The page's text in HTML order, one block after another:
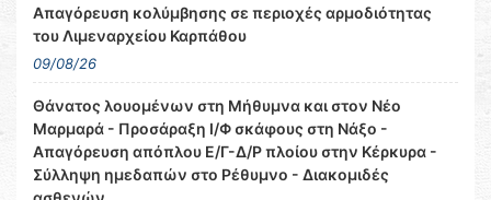
Απαγόρευση κολύμβησης σε περιοχές αρμοδιότητας
του Λιμεναρχείου Καρπάθου
09/08/26
Θάνατος λουομένων στη Μήθυμνα και στον Νέο
Μαρμαρά - Προσάραξη Ι/Φ σκάφους στη Νάξο -
Απαγόρευση απόπλου Ε/Γ-Δ/Ρ πλοίου στην Κέρκυρα -
Σύλληψη ημεδαπών στο Ρέθυμνο - Διακομιδές